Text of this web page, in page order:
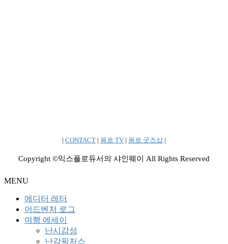
| CONTACT | 몽르 TV | 몽르 굿즈샵 |
Copyright ©익스플로듀서의 샤인웨이 All Rights Reserved
MENU
에디터 레터
어드벤처 로그
여행 에세이
난시감성
난감픽처스